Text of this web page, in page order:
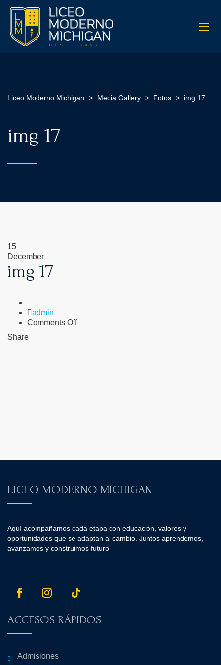
Liceo Moderno Michigan > Media Gallery > Fotos > img 17
img 17
15
December
img 17
Author
admin
Comments Offon
Share
LICEO MODERNO MICHIGAN
Aquí acompañamos cada etapa con educación, valores y
oportunidades que se adaptan al cambio. Juntos aprendemos,
avanzamos y construimos futuro.
ACCESOS RÁPIDOS
Admisiones